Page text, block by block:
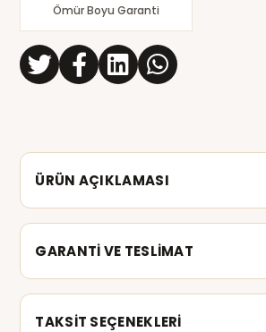
Ömür Boyu Garanti
ÜRÜN AÇIKLAMASI
GARANTİ VE TESLİMAT
TAKSİT SEÇENEKLERİ